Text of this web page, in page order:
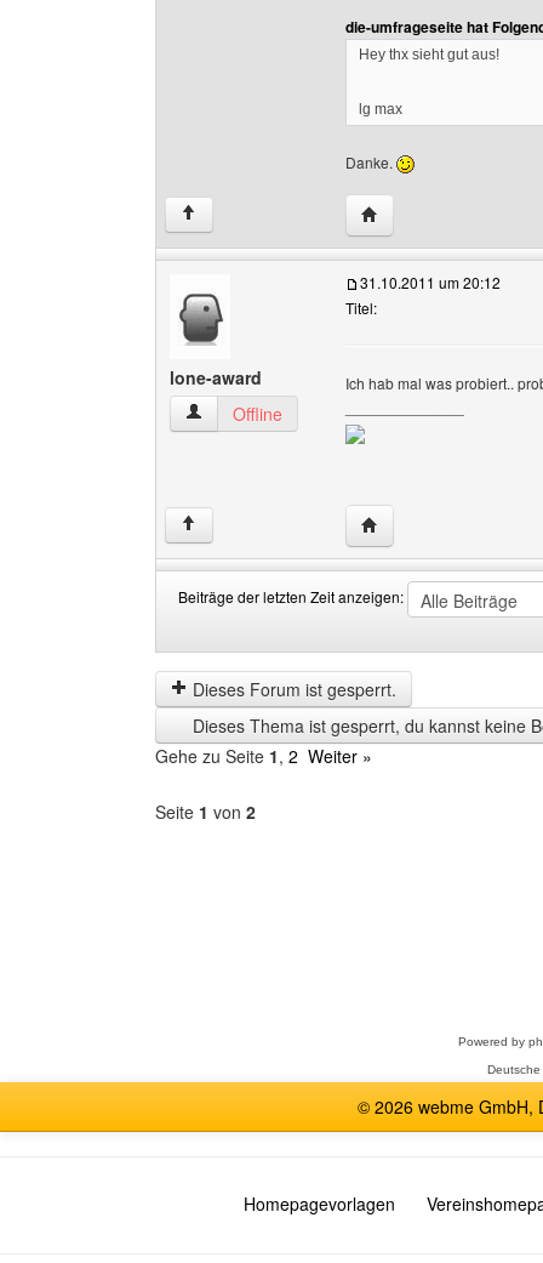
die-umfrageseite hat
Hey thx sieht gut aus!
lg max
Danke.
↑ Website dieses
lone-award
lone-award Benutzer-Profile anzeigen
Offline
31.10.2011 um 20:12
Titel:
Ich hab mal was probiert..
↑ Website dieses
Beiträge der letzten Zeit anzeigen:
der
letzten
Zeit
anzeigen
by
Dieses Forum ist gesperrt.
Dieses Thema ist gesperrt, du kannst keine
Gehe zu Seite 1, 2 Weiter »
Seite 1 von 2
Powered by
© 2026 webme GmbH,
Homepagevorlagen